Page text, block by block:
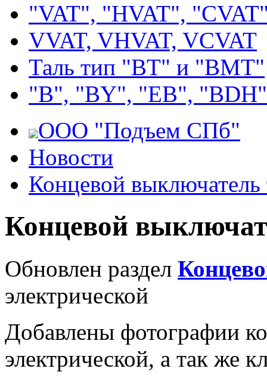
"VAT", "HVAT",
VVAT, VHVAT, VCVAT
Таль тип "BT" и "BMT"
"В", "BY", "EВ", "BDH"
ООО "Подъем СПб"
Новости
Концевой выключатель
Концевой
Обновлен раздел
электрической
Добавлены фотографии
электрической, а так же